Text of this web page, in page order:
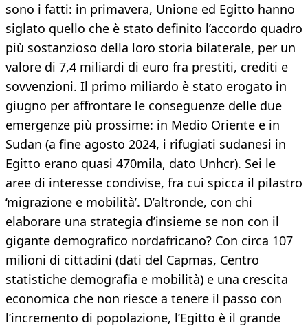
sono i fatti: in primavera, Unione ed Egitto hanno
siglato quello che è stato definito l’accordo quadro
più sostanzioso della loro storia bilaterale, per un
valore di 7,4 miliardi di euro fra prestiti, crediti e
sovvenzioni. Il primo miliardo è stato erogato in
giugno per affrontare le conseguenze delle due
emergenze più prossime: in Medio Oriente e in
Sudan (a fine agosto 2024, i rifugiati sudanesi in
Egitto erano quasi 470mila, dato Unhcr). Sei le
aree di interesse condivise, fra cui spicca il pilastro
‘migrazione e mobilità’. D’altronde, con chi
elaborare una strategia d’insieme se non con il
gigante demografico nordafricano? Con circa 107
milioni di cittadini (dati del Capmas, Centro
statistiche demografia e mobilità) e una crescita
economica che non riesce a tenere il passo con
l’incremento di popolazione, l’Egitto è il grande